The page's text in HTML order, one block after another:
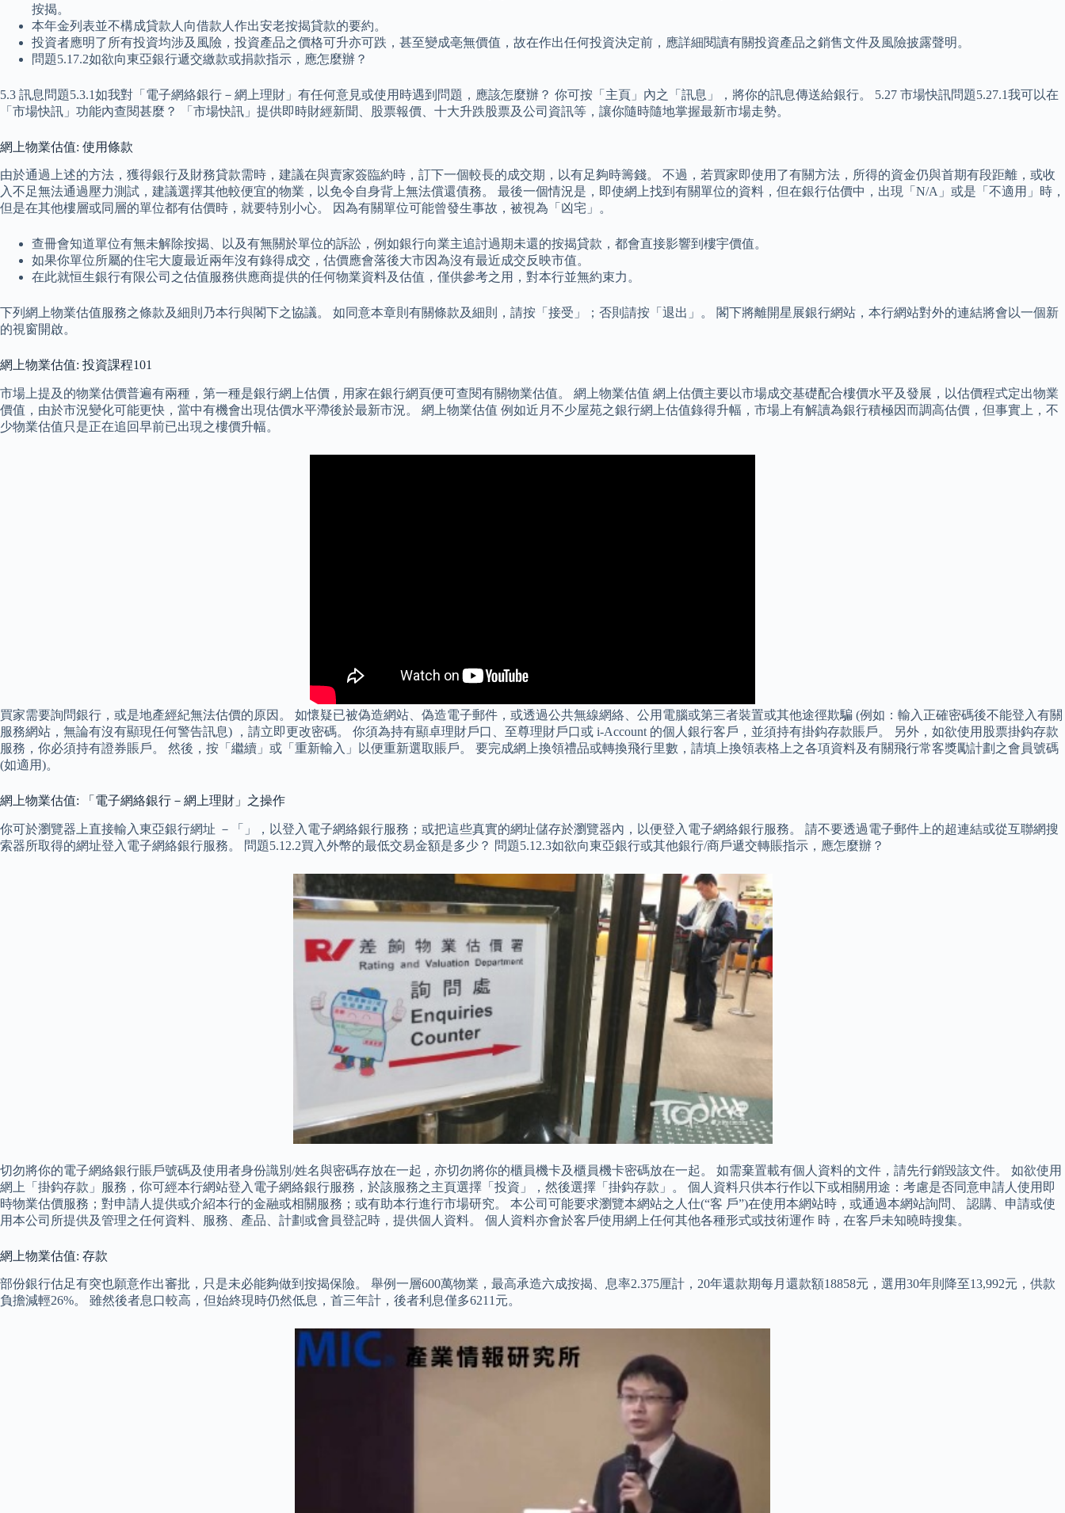
按揭。
本年金列表並不構成貸款人向借款人作出安老按揭貸款的要約。
投資者應明了所有投資均涉及風險，投資產品之價格可升亦可跌，甚至變成亳無價值，故在作出任何投資決定前，應詳細閱讀有關投資產品之銷售文件及風險披露聲明。
問題5.17.2如欲向東亞銀行遞交繳款或捐款指示，應怎麼辦？
5.3 訊息問題5.3.1如我對「電子網絡銀行－網上理財」有任何意見或使用時遇到問題，應該怎麼辦？ 你可按「主頁」內之「訊息」，將你的訊息傳送給銀行。 5.27 市場快訊問題5.27.1我可以在
「市場快訊」功能內查閱甚麼？ 「市場快訊」提供即時財經新聞、股票報價、十大升跌股票及公司資訊等，讓你隨時隨地掌握最新市場走勢。
網上物業估值: 使用條款
由於通過上述的方法，獲得銀行及財務貸款需時，建議在與賣家簽臨約時，訂下一個較長的成交期，以有足夠時籌錢。 不過，若買家即使用了有關方法，所得的資金仍與首期有段距離，或收
入不足無法通過壓力測試，建議選擇其他較便宜的物業，以免令自身背上無法償還債務。 最後一個情況是，即使網上找到有關單位的資料，但在銀行估價中，出現「N/A」或是「不適用」時，
但是在其他樓層或同層的單位都有估價時，就要特別小心。 因為有關單位可能曾發生事故，被視為「凶宅」。
查冊會知道單位有無未解除按揭、以及有無關於單位的訴訟，例如銀行向業主追討過期未還的按揭貸款，都會直接影響到樓宇價值。
如果你單位所屬的住宅大廈最近兩年沒有錄得成交，估價應會落後大市因為沒有最近成交反映市值。
在此就恒生銀行有限公司之估值服務供應商提供的任何物業資料及估值，僅供參考之用，對本行並無約束力。
下列網上物業估值服務之條款及細則乃本行與閣下之協議。 如同意本章則有關條款及細則，請按「接受」；否則請按「退出」。 閣下將離開星展銀行網站，本行網站對外的連結將會以一個新
的視窗開啟。
網上物業估值: 投資課程101
市場上提及的物業估價普遍有兩種，第一種是銀行網上估價，用家在銀行網頁便可查閱有關物業估值。 網上物業估值 網上估價主要以市場成交基礎配合樓價水平及發展，以估價程式定出物業
價值，由於市況變化可能更快，當中有機會出現估價水平滯後於最新市況。 網上物業估值 例如近月不少屋苑之銀行網上估值錄得升幅，市場上有解讀為銀行積極因而調高估價，但事實上，不
少物業估值只是正在追回早前已出現之樓價升幅。
買家需要詢問銀行，或是地產經紀無法估價的原因。 如懷疑已被偽造網站、偽造電子郵件，或透過公共無線網絡、公用電腦或第三者裝置或其他途徑欺騙 (例如：輸入正確密碼後不能登入有關
服務網站，無論有沒有顯現任何警告訊息) ，請立即更改密碼。 你須為持有顯卓理財戶口、至尊理財戶口或 i-Account 的個人銀行客戶，並須持有掛鈎存款賬戶。 另外，如欲使用股票掛鈎存款
服務，你必須持有證券賬戶。 然後，按「繼續」或「重新輸入」以便重新選取賬戶。 要完成網上換領禮品或轉換飛行里數，請填上換領表格上之各項資料及有關飛行常客獎勵計劃之會員號碼
(如適用)。
網上物業估值: 「電子網絡銀行－網上理財」之操作
你可於瀏覽器上直接輸入東亞銀行網址 －「」，以登入電子網絡銀行服務；或把這些真實的網址儲存於瀏覽器內，以便登入電子網絡銀行服務。 請不要透過電子郵件上的超連結或從互聯網搜
索器所取得的網址登入電子網絡銀行服務。 問題5.12.2買入外幣的最低交易金額是多少？ 問題5.12.3如欲向東亞銀行或其他銀行/商戶遞交轉賬指示，應怎麼辦？
切勿將你的電子網絡銀行賬戶號碼及使用者身份識別/姓名與密碼存放在一起，亦切勿將你的櫃員機卡及櫃員機卡密碼放在一起。 如需棄置載有個人資料的文件，請先行銷毀該文件。 如欲使用
網上「掛鈎存款」服務，你可經本行網站登入電子網絡銀行服務，於該服務之主頁選擇「投資」，然後選擇「掛鈎存款」。 個人資料只供本行作以下或相關用途：考慮是否同意申請人使用即
時物業估價服務；對申請人提供或介紹本行的金融或相關服務；或有助本行進行市場研究。 本公司可能要求瀏覽本網站之人仕(“客 戶”)在使用本網站時，或通過本網站詢問、 認購、申請或使
用本公司所提供及管理之任何資料、服務、產品、計劃或會員登記時，提供個人資料。 個人資料亦會於客戶使用網上任何其他各種形式或技術運作 時，在客戶未知曉時搜集。
網上物業估值: 存款
部份銀行估足有突也願意作出審批，只是未必能夠做到按揭保險。 舉例一層600萬物業，最高承造六成按揭、息率2.375厘計，20年還款期每月還款額18858元，選用30年則降至13,992元，供款
負擔減輕26%。 雖然後者息口較高，但始終現時仍然低息，首三年計，後者利息僅多6211元。